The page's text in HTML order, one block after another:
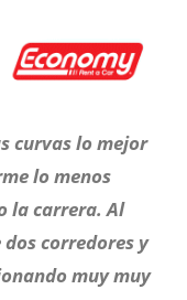
curvas lo mejor
lo menos
la carrera. Al
corredores y
muy muy